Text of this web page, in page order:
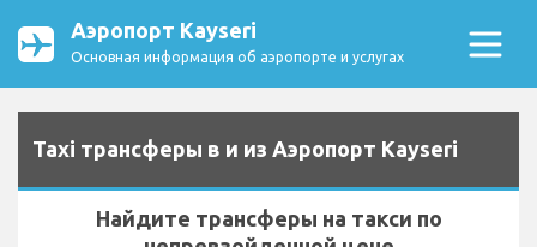
Аэропорт Kayseri
Основная информация об аэропорте и услугах
Taxi трансферы в и из Аэропорт Kayseri
Найдите трансферы на такси по